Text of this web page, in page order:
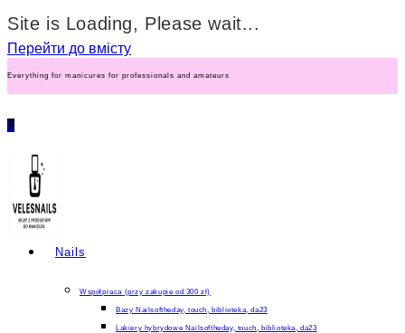
Site is Loading, Please wait...
Перейти до вмісту
Everything for manicures for professionals and amateurs
0
Nails
Współpraca (przy zakupie od 300 zł)
Bazy Nailsoftheday, touch, biblioteka, da23
Lakiery hybrydowe Nailsoftheday, touch, biblioteka, da23